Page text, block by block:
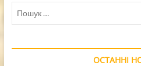
ОСТАННІ